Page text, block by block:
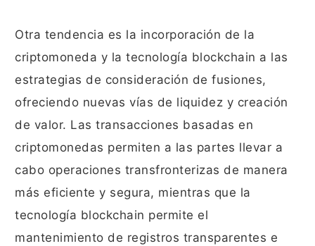
Otra tendencia es la incorporación de la
criptomoneda y la tecnología blockchain a las
estrategias de consideración de fusiones,
ofreciendo nuevas vías de liquidez y creación
de valor. Las transacciones basadas en
criptomonedas permiten a las partes llevar a
cabo operaciones transfronterizas de manera
más eficiente y segura, mientras que la
tecnología blockchain permite el
mantenimiento de registros transparentes e